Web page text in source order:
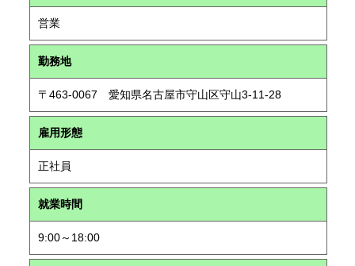
営業
勤務地
〒463-0067 愛知県名古屋市守山区守山3-11-28
雇用形態
正社員
就業時間
9:00～18:00